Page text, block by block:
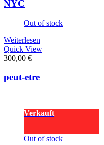
NYC
Out of stock
Weiterlesen
Quick View
300,00 €
peut-etre
Verkauft
Out of stock